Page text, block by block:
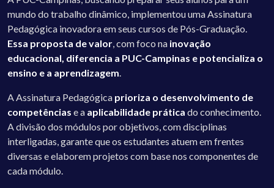
mundo do trabalho dinâmico, implementou uma Assinatura
Pedagógica inovadora em seus cursos de Pós-Graduação.
Essa proposta de valor , com foco na inovação
educacional, diferencia a PUC-Campinas e potencializa o
ensino e a aprendizagem
A Assinatura Pedagógica prioriza o desenvolvimento de
competências e a aplicabilidade prática do conhecimento.
A divisão dos módulos por objetivos, com disciplinas
interligadas, garante que os estudantes atuem em frentes
diversas e elaborem projetos com base nos componentes de
cada módulo.